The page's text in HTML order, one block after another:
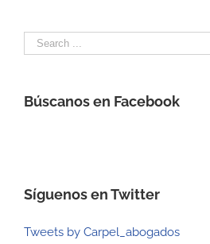
Search
for:
Búscanos en Facebook
Síguenos en Twitter
Tweets by Carpel_abogados